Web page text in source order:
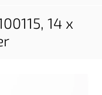
14 x